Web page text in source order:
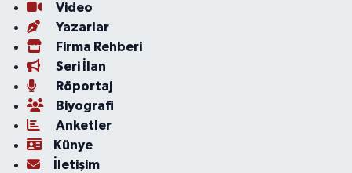
Video
Yazarlar
Firma Rehberi
Seri İlan
Röportaj
Biyografi
Anketler
Künye
İletişim